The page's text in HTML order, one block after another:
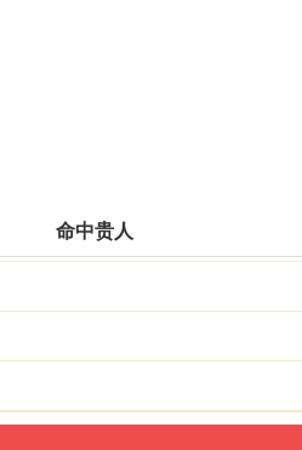
命中贵人